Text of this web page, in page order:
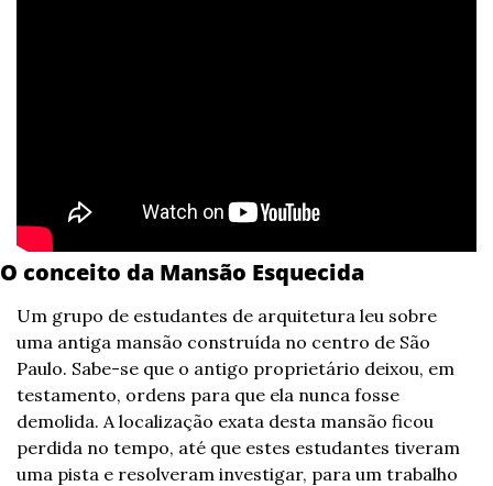
O conceito da Mansão Esquecida
Um grupo de estudantes de arquitetura leu sobre
uma antiga mansão construída no centro de São
Paulo. Sabe-se que o antigo proprietário deixou, em
testamento, ordens para que ela nunca fosse
demolida. A localização exata desta mansão ficou
perdida no tempo, até que estes estudantes tiveram
uma pista e resolveram investigar, para um trabalho